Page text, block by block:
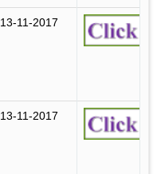
13-11-2017
13-11-2017